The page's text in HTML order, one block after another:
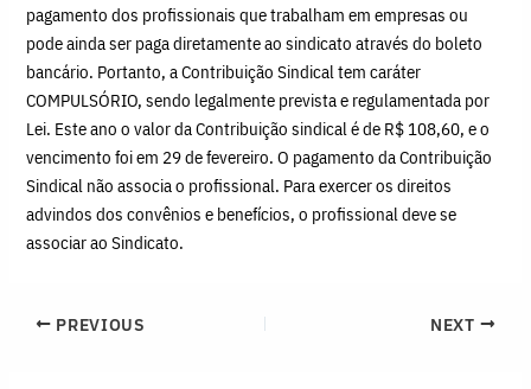
pagamento dos profissionais que trabalham em empresas ou
pode ainda ser paga diretamente ao sindicato através do boleto
bancário. Portanto, a Contribuição Sindical tem caráter
COMPULSÓRIO, sendo legalmente prevista e regulamentada por
Lei. Este ano o valor da Contribuição sindical é de R$ 108,60, e o
vencimento foi em 29 de fevereiro. O pagamento da Contribuição
Sindical não associa o profissional. Para exercer os direitos
advindos dos convênios e benefícios, o profissional deve se
associar ao Sindicato.
PREVIOUS NEXT